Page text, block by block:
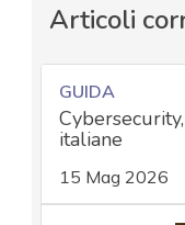
Articoli
GUIDA
italiane
15 Mag 2026